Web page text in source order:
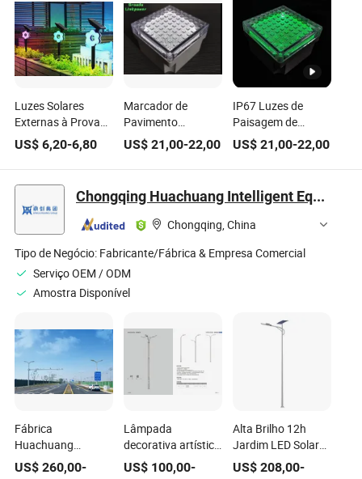
Luzes Solares
Externas à Prova
d'Água IP68, 50
LED 3 Modos de
Iluminação
Alimentadas por
Energia Solar Luzes
Spot para Jardim e
Quintal Luzes
Solares para
Paisagismo Branco
Branco Quente/
Colorido
US$6,20-6,80
Marcador de
Pavimento
Enterrado no Solo
Lâmpada de
Jardim LED Solar
US$ 21,00-22,00
IP67 Luzes de
Paisagem de
Cristal Quadradas
à Prova d'Água
para Jardim Luz de
US$ 21,00-22,00
Chongqing Huachuang Intelligent Equipment Co., Ltd.
Chongqing, China
Tipo de Negócio: Fabricante/Fábrica & Empresa Comercial
Serviço OEM / ODM
Amostra Disponível
Fábrica
Huachuang
Vendendo Quente
US$260,00-
Lâmpada
decorativa artística
personalizada para
US$ 100,00-
Alta Brilho 12h
Jardim LED Solar
Luz de Rua
US$ 208,00-